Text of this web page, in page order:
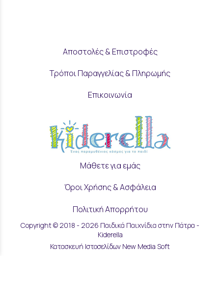
Αποστολές & Επιστροφές
Τρόποι Παραγγελίας & Πληρωμής
Επικοινωνία
Μάθετε για εμάς
Όροι Χρήσης & Ασφάλεια
Πολιτική Απορρήτου
Ρυθμίσεις Cookies
Copyright © 2018 - 2026 Παιδικά Παιχνίδια στην Πάτρα -
Kiderella
Κατασκευή Ιστοσελίδων New Media Soft